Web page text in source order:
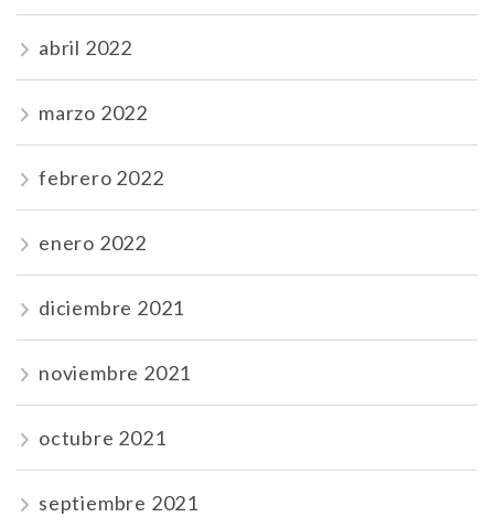
abril 2022
marzo 2022
febrero 2022
enero 2022
diciembre 2021
noviembre 2021
octubre 2021
septiembre 2021